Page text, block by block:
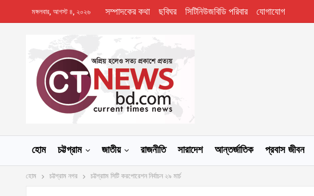
মঙ্গলবার, আগস্ট ৪, ২০২৬ সম্পাদকের কথা ছবিঘর সিটিনিউজবিডি পরিবার যোগাযোগ
হোম চট্টগ্রাম জাতীয় রাজনীতি সারাদেশ আন্তর্জাতিক প্রবাস জীবন
হোম চট্টগ্রাম নগর চট্টগ্রাাম সিটি করপোরেশন নির্বাচন ২৯ মার্চ